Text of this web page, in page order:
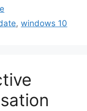
,windows 10